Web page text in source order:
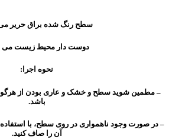
سطح رنگ شده براق حریر
دوست دار محیط زیست می
نحوه اجرا:
– مطمین شوید سطح و خشک و عاری بودن از
باشد.
– در صورت وجود ناهمواری در روی سطح، با استفاده
آن را صاف کنید.